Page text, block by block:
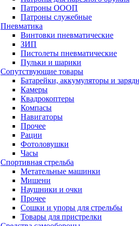
Патроны ОООП
Патроны служебные
Пневматика
Винтовки пневматические
ЗИП
Пистолеты пневматические
Пульки и шарики
Сопутствующие товары
Батарейки, аккумуляторы и
Камеры
Квадрокоптеры
Компасы
Навигаторы
Прочее
Рации
Фотоловушки
Часы
Спортивная стрельба
Метательные машинки
Мишени
Наушники и очки
Прочее
Сошки и упоры для стрельбы
Товары для пристрелки